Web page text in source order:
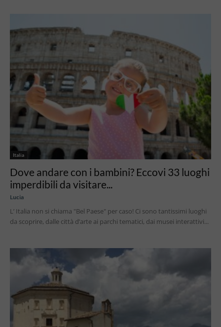
Italia
Dove andare con i bambini? Eccovi 33 luoghi
imperdibili da visitare...
Lucia
L’ Italia non si chiama "Bel Paese" per caso! Ci sono tantissimi luoghi
da scoprire, dalle città d’arte ai parchi tematici, dai musei interattivi...